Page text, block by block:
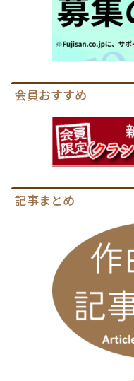
会員おすすめ
記事まとめ